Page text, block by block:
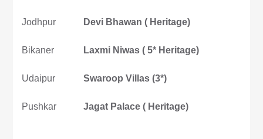
Jodhpur Devi Bhawan ( Heritage)
Bikaner Laxmi Niwas ( 5* Heritage)
Udaipur Swaroop Villas (3*)
Pushkar Jagat Palace ( Heritage)